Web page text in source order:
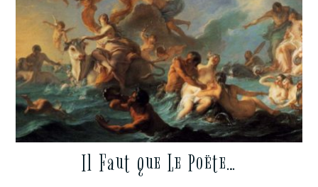
Il Faut que Le Poëte…